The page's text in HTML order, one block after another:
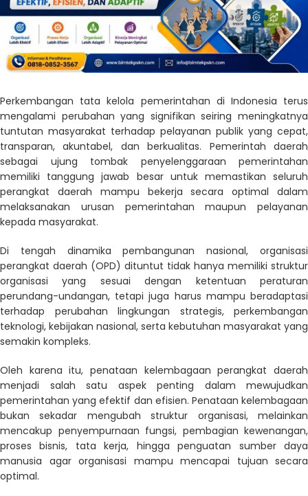
Perkembangan tata kelola pemerintahan di Indonesia terus
mengalami perubahan yang signifikan seiring meningkatnya
tuntutan masyarakat terhadap pelayanan publik yang cepat,
transparan, akuntabel, dan berkualitas. Pemerintah daerah
sebagai ujung tombak penyelenggaraan pemerintahan
memiliki tanggung jawab besar untuk memastikan seluruh
perangkat daerah mampu bekerja secara optimal dalam
melaksanakan urusan pemerintahan maupun pelayanan
kepada masyarakat.
Di tengah dinamika pembangunan nasional, organisasi
perangkat daerah (OPD) dituntut tidak hanya memiliki struktur
organisasi yang sesuai dengan ketentuan peraturan
perundang-undangan, tetapi juga harus mampu beradaptasi
terhadap perubahan lingkungan strategis, perkembangan
teknologi, kebijakan nasional, serta kebutuhan masyarakat yang
semakin kompleks.
Oleh karena itu, penataan kelembagaan perangkat daerah
menjadi salah satu aspek penting dalam mewujudkan
pemerintahan yang efektif dan efisien. Penataan kelembagaan
bukan sekadar mengubah struktur organisasi, melainkan
mencakup penyempurnaan fungsi, pembagian kewenangan,
proses bisnis, tata kerja, hingga penguatan sumber daya
manusia agar organisasi mampu mencapai tujuan secara
optimal.